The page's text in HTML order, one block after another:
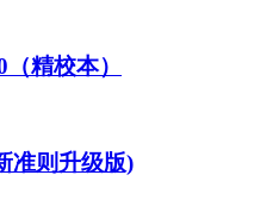
精校本）
准则升级版)